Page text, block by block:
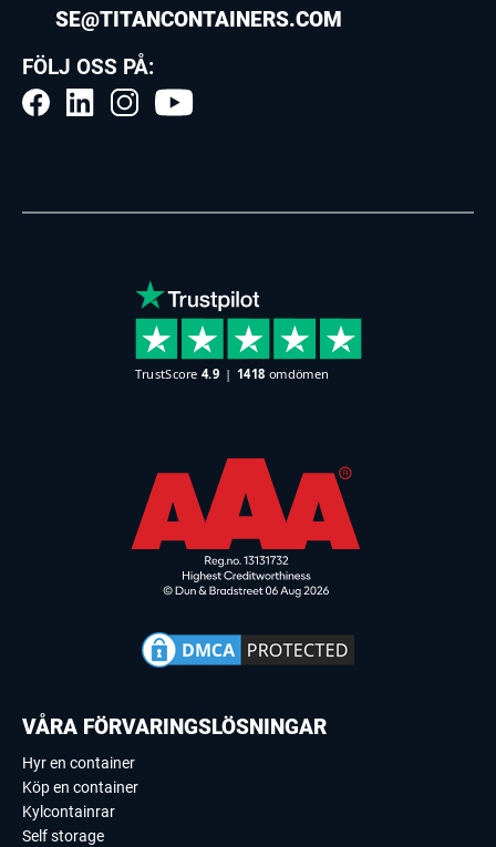
SE@TITANCONTAINERS.COM
FÖLJ OSS PÅ:
VÅRA FÖRVARINGSLÖSNINGAR
Hyr en container
Köp en container
Kylcontainrar
Self storage